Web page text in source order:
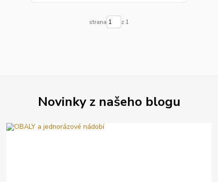
strana z 1
Novinky z našeho blogu